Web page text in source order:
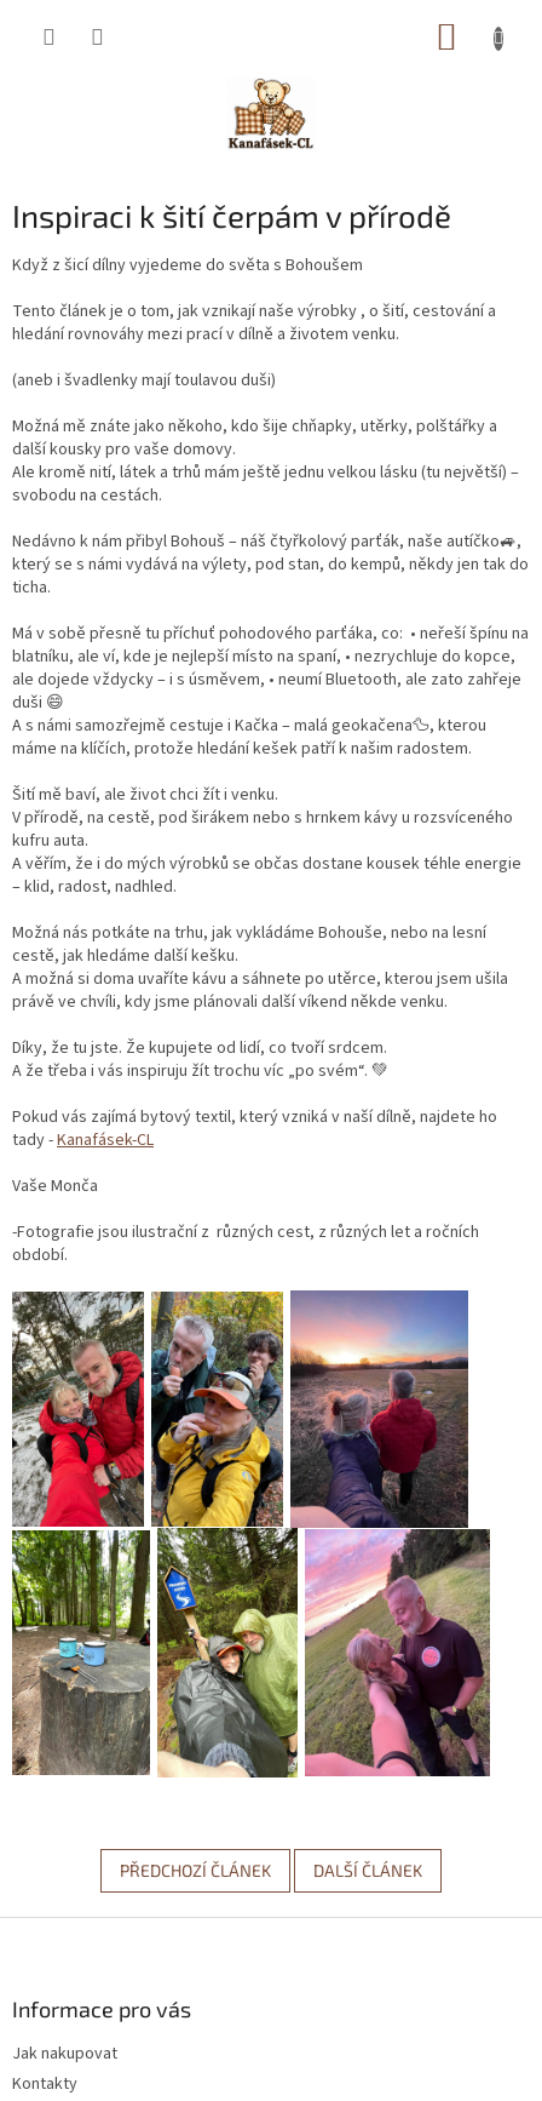
Inspiraci k šití čerpám v přírodě
Když z šicí dílny vyjedeme do světa s Bohoušem
Tento článek je o tom, jak vznikají naše výrobky , o šití, cestování a
hledání rovnováhy mezi prací v dílně a životem venku.
(aneb i švadlenky mají toulavou duši)
Možná mě znáte jako někoho, kdo šije chňapky, utěrky, polštářky a
další kousky pro vaše domovy.
Ale kromě nití, látek a trhů mám ještě jednu velkou lásku (tu největší) –
svobodu na cestách.
Nedávno k nám přibyl Bohouš – náš čtyřkolový parťák, naše autíčko🚙,
který se s námi vydává na výlety, pod stan, do kempů, někdy jen tak do
ticha.
Má v sobě přesně tu příchuť pohodového parťáka, co: • neřeší špínu na
blatníku, ale ví, kde je nejlepší místo na spaní, • nezrychluje do kopce,
ale dojede vždycky – i s úsměvem, • neumí Bluetooth, ale zato zahřeje
duši 😄
A s námi samozřejmě cestuje i Kačka – malá geokačena🦆, kterou
máme na klíčích, protože hledání kešek patří k našim radostem.
Šití mě baví, ale život chci žít i venku.
V přírodě, na cestě, pod širákem nebo s hrnkem kávy u rozsvíceného
kufru auta.
A věřím, že i do mých výrobků se občas dostane kousek téhle energie
– klid, radost, nadhled.
Možná nás potkáte na trhu, jak vykládáme Bohouše, nebo na lesní
cestě, jak hledáme další kešku.
A možná si doma uvaříte kávu a sáhnete po utěrce, kterou jsem ušila
právě ve chvíli, kdy jsme plánovali další víkend někde venku.
Díky, že tu jste. Že kupujete od lidí, co tvoří srdcem.
A že třeba i vás inspiruju žít trochu víc „po svém“. 💚
Pokud vás zajímá bytový textil, který vzniká v naší dílně, najdete ho
tady -Kanafásek-CL
Vaše Monča
-Fotografie jsou ilustrační z různých cest, z různých let a ročních
období.
PŘEDCHOZÍ ČLÁNEK DALŠÍ ČLÁNEK
Informace pro vás
Jak nakupovat
Kontakty